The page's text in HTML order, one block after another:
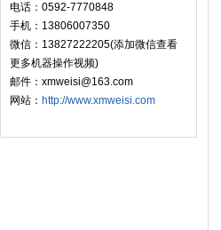
电话：0592-7770848
手机：13806007350
微信：13827222205(添加微信查看
更多机器操作视频)
邮件：xmweisi@163.com
网站： http://www.xmweisi.com